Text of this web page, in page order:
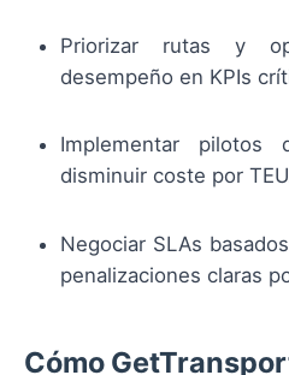
Priorizar rutas y
desempeño en KPIs
Implementar pilotos
disminuir coste por
Negociar SLAs
penalizaciones claras
Cómo